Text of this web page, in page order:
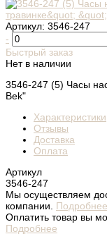
Артикул: 3546-247
-
Быстрый заказ
Нет в наличии
3546-247 (5) Часы
Bek"
Характеристики
Отзывы
Доставка
Оплата
Артикул
3546-247
Мы осуществляем
компании. Подробнее
Оплатить товар вы
Подробнее